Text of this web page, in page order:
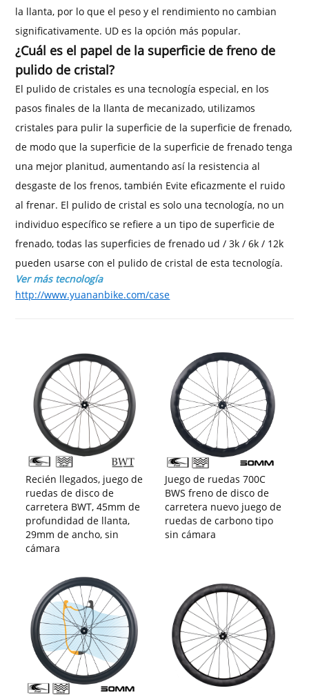
la llanta, por lo que el peso y el rendimiento no cambian
significativamente. UD es la opción más popular.
¿Cuál es el papel de la superficie de freno de
pulido de cristal?
El pulido de cristales es una tecnología especial, en los
pasos finales de la llanta de mecanizado, utilizamos
cristales para pulir la superficie de la superficie de frenado,
de modo que la superficie de la superficie de frenado tenga
una mejor planitud, aumentando así la resistencia al
desgaste de los frenos, también Evite eficazmente el ruido
al frenar. El pulido de cristal es solo una tecnología, no un
individuo específico se refiere a un tipo de superficie de
frenado, todas las superficies de frenado ud / 3k / 6k / 12k
pueden usarse con el pulido de cristal de esta tecnología.
Ver más tecnología
http://www.yuananbike.com/case
Recién llegados, juego de
ruedas de disco de
carretera BWT, 45mm de
profundidad de llanta,
29mm de ancho, sin
cámara
Juego de ruedas 700C
BWS freno de disco de
carretera nuevo juego de
ruedas de carbono tipo
sin cámara